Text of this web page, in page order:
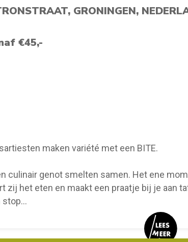
GRONINGEN,
€45,-
maken variété met een BITE.
culinair genot smelten samen. Het ene
zij het eten en maakt een praatje bij je aan
stop...